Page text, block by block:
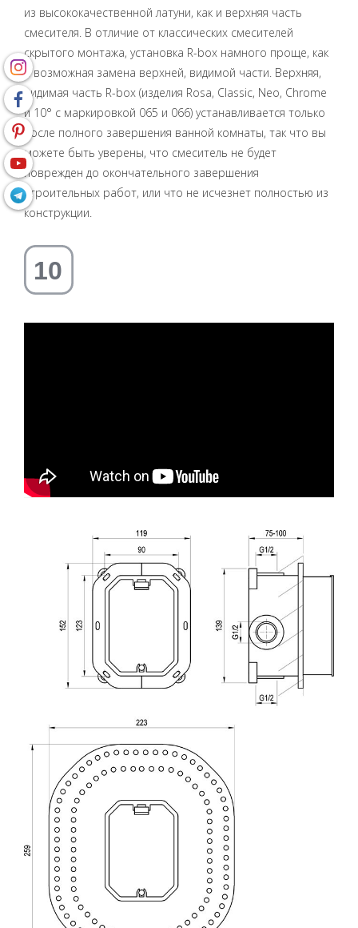
из высококачественной латуни, как и верхняя часть
смесителя. В отличие от классических смесителей
cкрытого монтажа, установка R-box намного проще, как
и возможная замена верхней, видимой части. Верхняя,
видимая часть R-box (изделия Rosa, Classic, Neo, Chrome
и 10° с маркировкой 065 и 066) устанавливается только
после полного завершения ванной комнаты, так что вы
можете быть уверены, что смеситель не будет
поврежден до окончательного завершения
строительных работ, или что не исчезнет полностью из
конструкции.